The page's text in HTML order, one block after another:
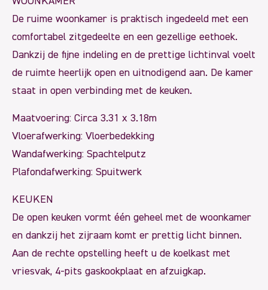
De ruime woonkamer is praktisch ingedeeld met een
comfortabel zitgedeelte en een gezellige eethoek.
Dankzij de fijne indeling en de prettige lichtinval voelt
de ruimte heerlijk open en uitnodigend aan. De kamer
staat in open verbinding met de keuken.
Maatvoering: Circa 3.31 x 3.18m
Vloerafwerking: Vloerbedekking
Wandafwerking: Spachtelputz
Plafondafwerking: Spuitwerk
KEUKEN
De open keuken vormt één geheel met de woonkamer
en dankzij het zijraam komt er prettig licht binnen.
Aan de rechte opstelling heeft u de koelkast met
vriesvak, 4-pits gaskookplaat en afzuigkap.